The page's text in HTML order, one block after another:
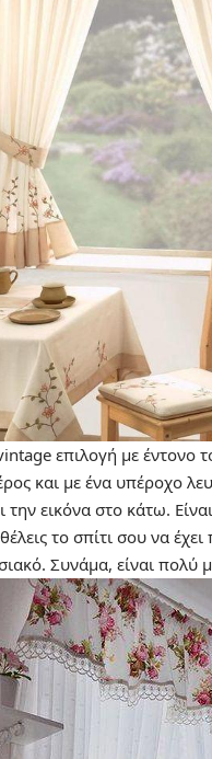
επιλογή με έντονο
και με ένα υπέροχο
την εικόνα στο κάτω.
το σπίτι σου να
Συνάμα, είναι πολύ